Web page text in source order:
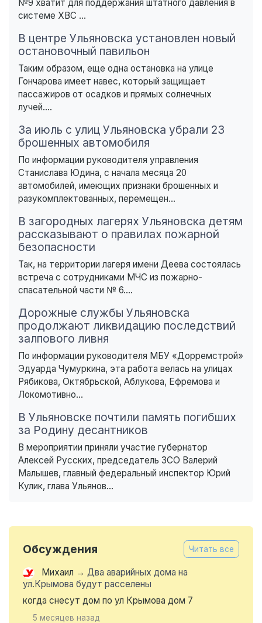
№9 хватит для поддержания штатного давления в
системе ХВС ...
В центре Ульяновска установлен новый
остановочный павильон
Таким образом, еще одна остановка на улице
Гончарова имеет навес, который защищает
пассажиров от осадков и прямых солнечных
лучей....
За июль с улиц Ульяновска убрали 23
брошенных автомобиля
По информации руководителя управления
Станислава Юдина, с начала месяца 20
автомобилей, имеющих признаки брошенных и
разукомплектованных, перемещен...
В загородных лагерях Ульяновска детям
рассказывают о правилах пожарной
безопасности
Так, на территории лагеря имени Деева состоялась
встреча с сотрудниками МЧС из пожарно-
спасательной части № 6....
Дорожные службы Ульяновска
продолжают ликвидацию последствий
залпового ливня
По информации руководителя МБУ «Дорремстрой»
Эдуарда Чумуркина, эта работа велась на улицах
Рябикова, Октябрьской, Аблукова, Ефремова и
Локомотивно...
В Ульяновске почтили память погибших
за Родину десантников
В мероприятии приняли участие губернатор
Алексей Русских, председатель ЗСО Валерий
Малышев, главный федеральный инспектор Юрий
Кулик, глава Ульянов...
Обсуждения Читать все
Михаил → Два аварийных дома на
ул.Крымова будут расселены
когда снесут дом по ул Крымова дом 7
5 месяцев назад